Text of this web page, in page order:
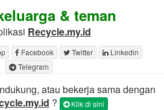
& teman
Recycle.my.id
Facebook Twitter
Linkedin
Telegram
atau bekerja sama dengan
? Klik di sini